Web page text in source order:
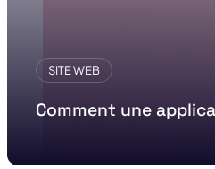
SITE WEB
Comment une